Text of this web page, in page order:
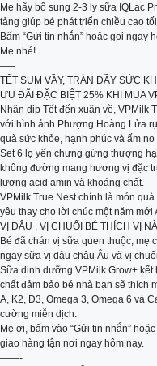
Mẹ hãy bổ sung 2-3 ly sữa IQLac
tảng giúp bé phát triển chiều cao
Bấm “Gửi tin nhắn” hoặc gọi ngay
Mẹ nhé!
—–
TẾT SUM VẦY, TRÀN ĐẦY SỨC
ƯU ĐÃI ĐẶC BIỆT 25% KHI MUA
Nhân dịp Tết đến xuân về, VPMilk
với hình ảnh Phượng Hoàng Lửa
quà sức khỏe, hạnh phúc và ấm
Set 6 lọ yến chưng gừng thượng
không đường mang hương vị đặc
lượng acid amin và khoáng chất.
VPMilk True Nest chính là món
yêu thay cho lời chúc một năm mới
VỊ DÂU , VỊ CHUỐI BÉ THÍCH VỊ
Bé đã chán vị sữa quen thuộc,
ngay sữa vị dâu châu Âu và vị
Sữa dinh dưỡng VPMilk Grow+
chất đảm bảo bé nhà bạn sẽ thích
A, K2, D3, Omega 3, Omega 6 và
cường miễn dịch.
Mẹ ơi, bấm vào “Gửi tin nhắn”
giao hàng tận nơi ngay hôm nay.
——-